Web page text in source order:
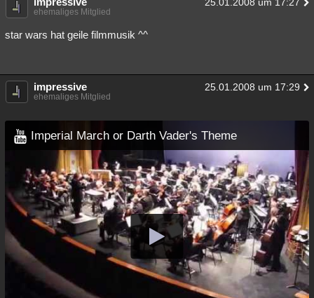
25.01.2008 um 17:27
ehemaliges Mitglied
star wars hat geile filmmusik ^^
impressive 25.01.2008 um 17:29
ehemaliges Mitglied
Imperial March or Darth Vader's Theme